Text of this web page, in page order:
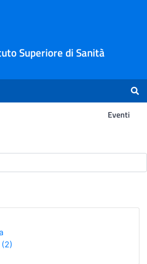
Superiore di Sanità
Eventi
Ricerca -
(2)